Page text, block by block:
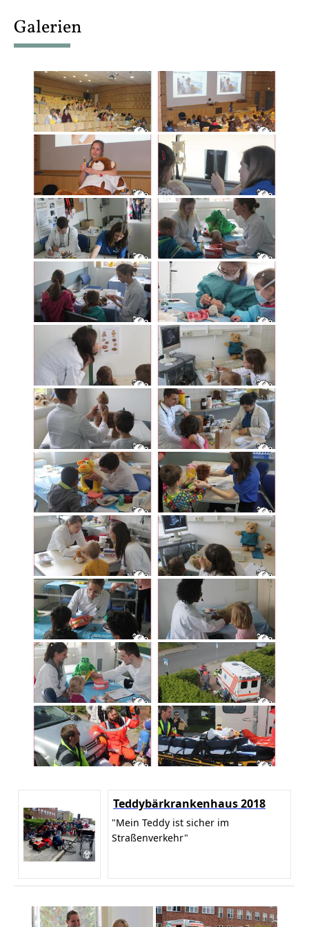
Galerien
Teddybärkrankenhaus 2018
"Mein Teddy ist sicher im
Straßenverkehr"